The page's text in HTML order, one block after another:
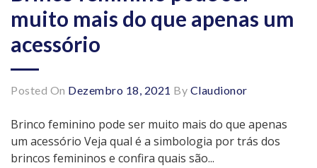
muito mais do que apenas um
acessório
Posted On Dezembro 18, 2021 By Claudionor
Brinco feminino pode ser muito mais do que apenas
um acessório Veja qual é a simbologia por trás dos
brincos femininos e confira quais são...